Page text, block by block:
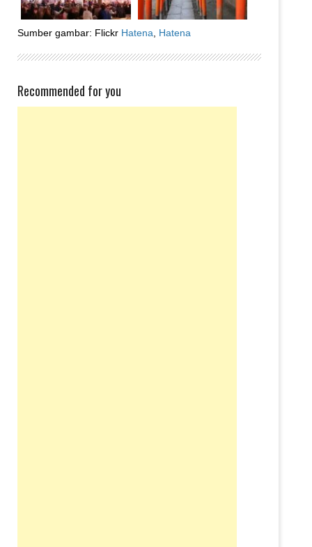
Sumber gambar: Flickr Hatena Hatena
Recommended for you